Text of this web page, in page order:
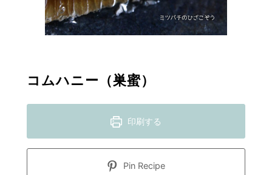
コムハニー（巣蜜）
印刷する
Pin Recipe